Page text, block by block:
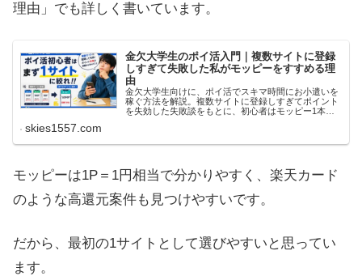
理由」でも詳しく書いています。
金欠大学生のポイ活入門｜複数サイトに登録
しすぎて失敗した私がモッピーをすすめる理
由
金欠大学生向けに、ポイ活でスキマ時間にお小遣いを
稼ぐ方法を解説。複数サイトに登録しすぎてポイント
を失効した失敗談をもとに、初心者はモッピー1本で
skies1557.com
モッピーは1P＝1円相当で分かりやすく、楽天カード
のような高還元案件も見つけやすいです。
だから、最初の1サイトとして選びやすいと思ってい
ます。